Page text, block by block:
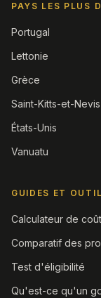
PAYS LES PLUS
Portugal
Lettonie
Grèce
Saint-Kitts-et-Nevis
États-Unis
Vanuatu
GUIDES ET
Calculateur de coût
Comparatif des
Test d'éligibilité
Qu'est-ce qu'un